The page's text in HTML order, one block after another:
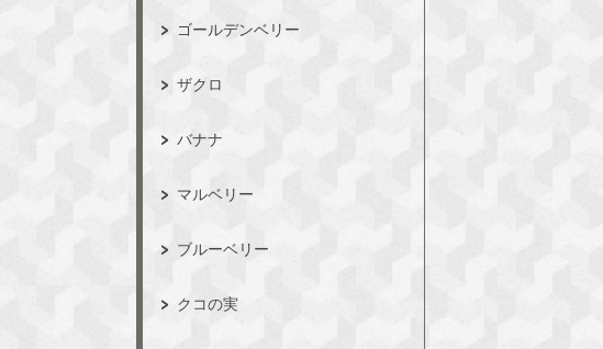
ゴールデンベリー
ザクロ
バナナ
マルベリー
ブルーベリー
クコの実